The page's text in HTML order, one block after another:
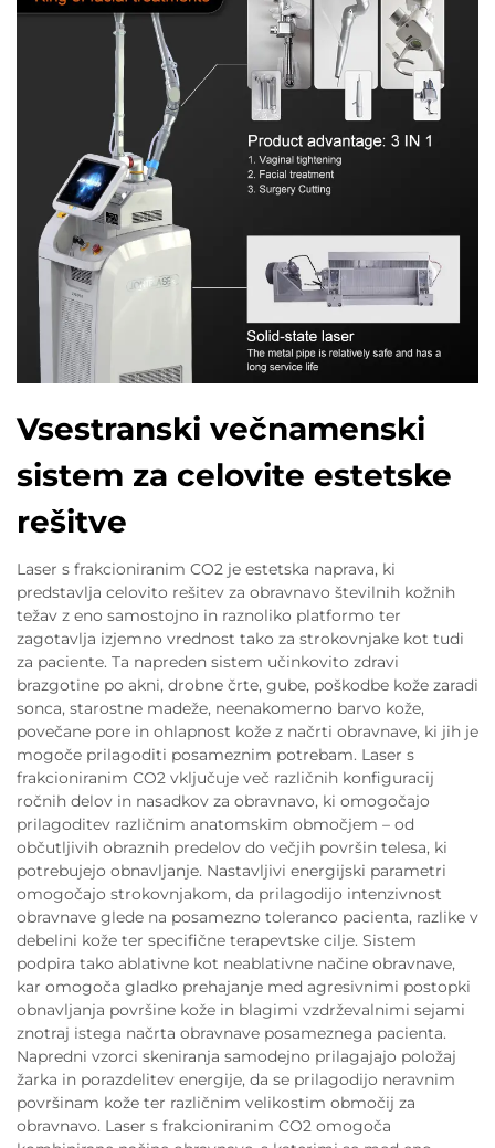
Vsestranski večnamenski
sistem za celovite estetske
rešitve
Laser s frakcioniranim CO2 je estetska naprava, ki
predstavlja celovito rešitev za obravnavo številnih kožnih
težav z eno samostojno in raznoliko platformo ter
zagotavlja izjemno vrednost tako za strokovnjake kot tudi
za paciente. Ta napreden sistem učinkovito zdravi
brazgotine po akni, drobne črte, gube, poškodbe kože zaradi
sonca, starostne madeže, neenakomerno barvo kože,
povečane pore in ohlapnost kože z načrti obravnave, ki jih je
mogoče prilagoditi posameznim potrebam. Laser s
frakcioniranim CO2 vključuje več različnih konfiguracij
ročnih delov in nasadkov za obravnavo, ki omogočajo
prilagoditev različnim anatomskim območjem – od
občutljivih obraznih predelov do večjih površin telesa, ki
potrebujejo obnavljanje. Nastavljivi energijski parametri
omogočajo strokovnjakom, da prilagodijo intenzivnost
obravnave glede na posamezno toleranco pacienta, razlike v
debelini kože ter specifične terapevtske cilje. Sistem
podpira tako ablativne kot neablativne načine obravnave,
kar omogoča gladko prehajanje med agresivnimi postopki
obnavljanja površine kože in blagimi vzdrževalnimi sejami
znotraj istega načrta obravnave posameznega pacienta.
Napredni vzorci skeniranja samodejno prilagajajo položaj
žarka in porazdelitev energije, da se prilagodijo neravnim
površinam kože ter različnim velikostim območij za
obravnavo. Laser s frakcioniranim CO2 omogoča